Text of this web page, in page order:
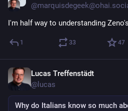
I'm half way to understanding Zeno's
1 33 47
Lucas Treffenstädt
@lucas
Why do Italians know so much